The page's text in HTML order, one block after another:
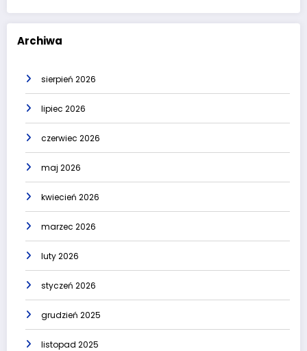
Archiwa
sierpień 2026
lipiec 2026
czerwiec 2026
maj 2026
kwiecień 2026
marzec 2026
luty 2026
styczeń 2026
grudzień 2025
listopad 2025